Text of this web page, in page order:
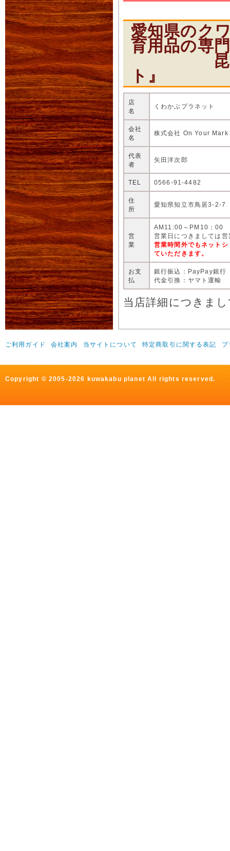
愛知県のク
育用品の専
昆虫シ
ト』
店
名
くわかぶプラネット
会社
名
株式会社 On Your Mark
代表
者
矢田洋次郎
TEL 0566-91-4482
住
所
愛知県知立市鳥居3-2-7
営
業
AM11:00～PM10：00
営業日につきましては
営業時間外でもネット
ていただきます。
お支
払
銀行振込：PayPay銀行
代金引換：ヤマト運輸
当店詳細につきま
ご利用ガイド 会社案内 当サイトについて 特定商取引に関する表記 プ
Copyright © 2005-2026 kuwakabu planet All rights reserved.